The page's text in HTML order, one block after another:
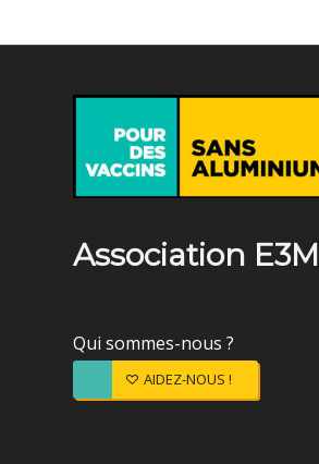
Association E3M
Qui sommes-nous ?
AIDEZ-NOUS !